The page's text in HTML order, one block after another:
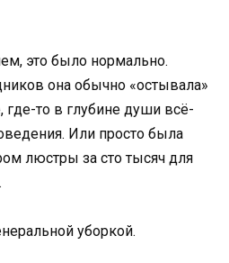
это было нормально.
она обычно «остывала»
то в глубине души всё-
Или просто была
люстры за сто тысяч для
уборкой.